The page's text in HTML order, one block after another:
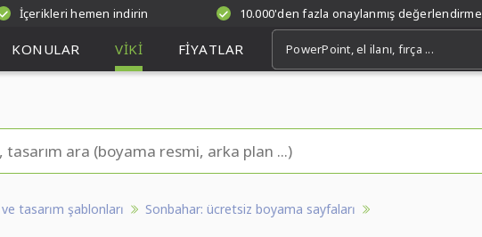
İçerikleri hemen indirin 10.000'den fazla onaylanmış değerlendirme
KONULAR VIKI FIYATLAR
tasarım şablonları Sonbahar: ücretsiz boyama sayfaları